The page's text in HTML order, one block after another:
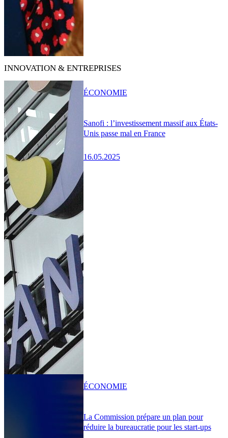
INNOVATION & ENTREPRISES
Sanofi : l’investissement massif aux États-
Unis passe mal en France
16.05.2025
ÉCONOMIE
La Commission prépare un plan pour
réduire la bureaucratie pour les start-ups
ÉCONOMIE